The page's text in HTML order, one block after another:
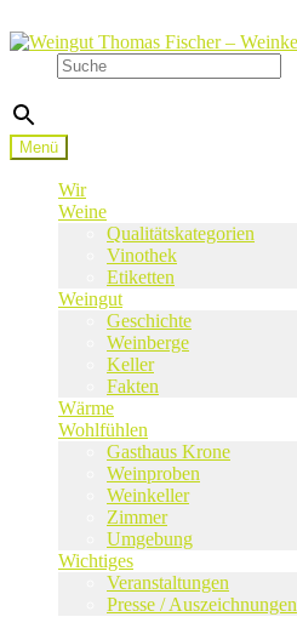
Zur
Navigation
springen
Zum
springen
Menü
Wir
Weine
Qualitätskategorien
Vinothek
Etiketten
Weingut
Geschichte
Weinberge
Keller
Fakten
Wärme
Wohlfühlen
Gasthaus Krone
Weinproben
Weinkeller
Zimmer
Umgebung
Wichtiges
Veranstaltungen
Presse / Auszeichnungen